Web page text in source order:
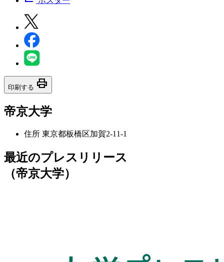
印刷する print
帝京大学
住所 東京都板橋区加賀2-11-1
最近のプレスリリース
（帝京大学）